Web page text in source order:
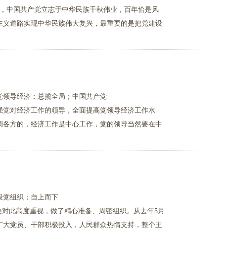
中国共产党立志于中华民族千秋伟业，百年恰是风
道路实现中华民族伟大复兴，最重要的是把党建设
导经济；总揽全局；中国共产党
对经济工作的领导，全面提高党领导经济工作水
方的，经济工作是中心工作，党的领导当然要在中
党组织；自上而下
此高度重视，做了精心准备、周密组织。从去年5月
党员、干部积极投入，人民群众热情支持，整个主